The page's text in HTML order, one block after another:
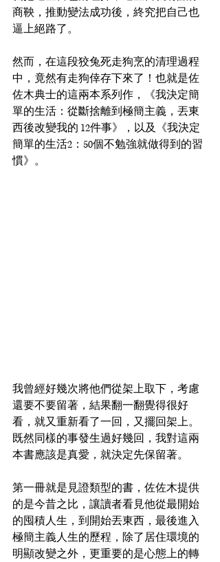
商鞅，推動變法成功後，終究把自己也
逼上絕路了。
然而，在這段狡兔死走狗烹的清理過程
中，竟然有走狗倖存下來了！也就是佐
佐木典士的這兩本系列作，《我決定簡
單的生活：從斷捨離到極簡主義，丟東
西後改變我的 12件事》，以及《我決定
簡單的生活2：50個不勉強就做得到的習
慣》。
我曾經好幾次將他們從架上取下，考慮
還要不要留著，結果翻一翻覺得很好
看，就又重新看了一回，又擺回架上。
既然同樣的事發生過好幾回，我對這兩
本書應該是真愛，就決定先保留著。
第一冊就是見證類型的書，佐佐木提供
的是今昔之比，讓讀者看見他從最開始
的囤積人生，到開始丟東西，最後進入
極簡主義人生的歷程，除了居住環境的
明顯改變之外，更重要的是心態上的轉